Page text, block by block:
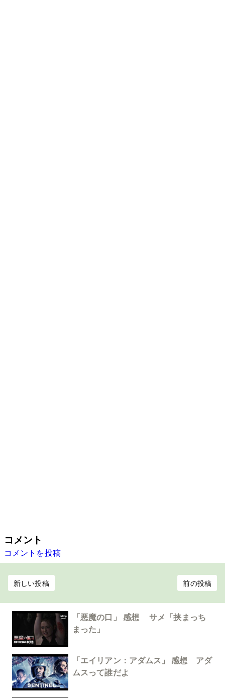
コメント
コメントを投稿
新しい投稿 前の投稿
「悪魔の口」 感想 サメ「挟まっち
まった」
「エイリアン：アダムス」 感想 アダ
ムスって誰だよ